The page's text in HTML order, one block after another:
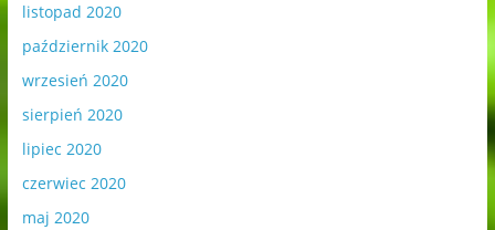
listopad 2020
październik 2020
wrzesień 2020
sierpień 2020
lipiec 2020
czerwiec 2020
maj 2020